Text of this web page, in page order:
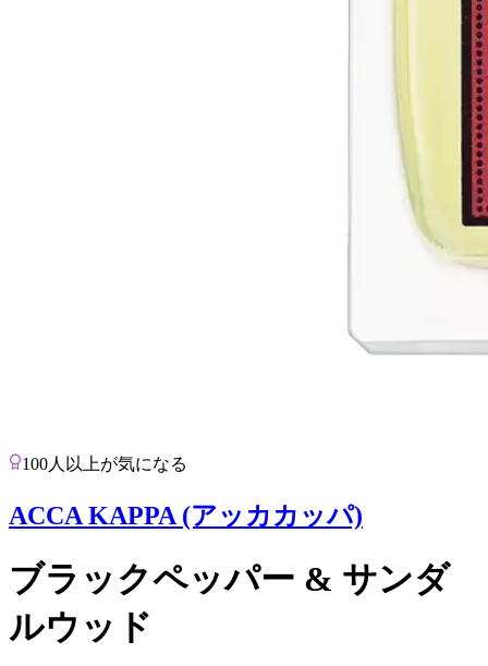
100人以上が気になる
ACCA KAPPA (アッカカッパ)
ブラックペッパー & サンダ
ルウッド